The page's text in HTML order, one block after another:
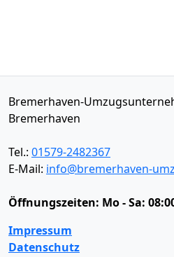
Bremerhaven-
Bremerhaven
Tel.: 01579-2482367
E-Mail: info@bremerhaven-
Öffnungszeiten: Mo - Sa:
Impressum
Datenschutz